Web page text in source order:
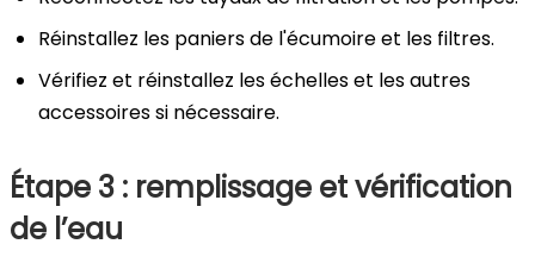
Réinstallez les paniers de l'écumoire et les filtres.
Vérifiez et réinstallez les échelles et les autres
accessoires si nécessaire.
Étape 3 : remplissage et vérification
de l’eau